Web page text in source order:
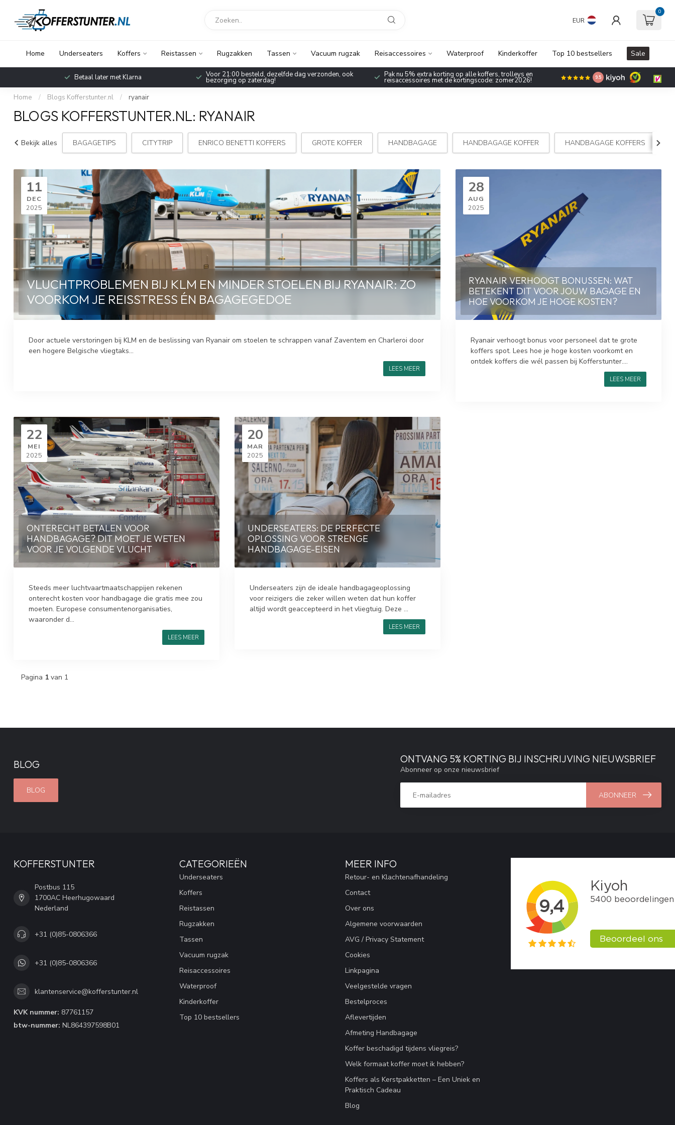
EUR
0
Home Underseaters Koffers Reistassen Rugzakken Tassen Vacuum rugzak Reisaccessoires Waterproof Kinderkoffer Top 10 bestsellers Sale
Betaal later met Klarna Voor 21:00 besteld, dezelfde dag verzonden, ook
bezorging op zaterdag!
Pak nu 5% extra korting op alle koffers, trolleys en
reisaccessoires met de kortingscode: zomer2026! 9.5
Home / Blogs Kofferstunter.nl / ryanair
BLOGS KOFFERSTUNTER.NL: RYANAIR
Bekijk alles BAGAGETIPS CITYTRIP ENRICO BENETTI KOFFERS GROTE KOFFER HANDBAGAGE HANDBAGAGE KOFFER HANDBAGAGE KOFFERS
11
DEC
2025
VLUCHTPROBLEMEN BIJ KLM EN MINDER STOELEN BIJ RYANAIR: ZO
VOORKOM JE REISSTRESS ÉN BAGAGEGEDOE
Door actuele verstoringen bij KLM en de beslissing van Ryanair om stoelen te schrappen vanaf Zaventem en Charleroi door
een hogere Belgische vliegtaks...
LEES MEER
28
AUG
2025
RYANAIR VERHOOGT BONUSSEN: WAT
BETEKENT DIT VOOR JOUW BAGAGE EN
HOE VOORKOM JE HOGE KOSTEN?
Ryanair verhoogt bonus voor personeel dat te grote
koffers spot. Lees hoe je hoge kosten voorkomt en
ontdek koffers die wél passen bij Kofferstunter....
LEES MEER
22
MEI
2025
ONTERECHT BETALEN VOOR
HANDBAGAGE? DIT MOET JE WETEN
VOOR JE VOLGENDE VLUCHT
Steeds meer luchtvaartmaatschappijen rekenen
onterecht kosten voor handbagage die gratis mee zou
moeten. Europese consumentenorganisaties,
waaronder d...
LEES MEER
20
MAR
2025
UNDERSEATERS: DE PERFECTE
OPLOSSING VOOR STRENGE
HANDBAGAGE-EISEN
Underseaters zijn de ideale handbagageoplossing
voor reizigers die zeker willen weten dat hun koffer
altijd wordt geaccepteerd in het vliegtuig. Deze ...
LEES MEER
Pagina 1 van 1
BLOG
BLOG
ONTVANG 5% KORTING BIJ INSCHRIJVING NIEUWSBRIEF
Abonneer op onze nieuwsbrief
ABONNEER
KOFFERSTUNTER
Postbus 115
1700AC Heerhugowaard
Nederland
+31 (0)85-0806366
+31 (0)85-0806366
klantenservice@kofferstunter.nl
KVK nummer: 87761157
btw-nummer: NL864397598B01
CATEGORIEËN
Underseaters
Koffers
Reistassen
Rugzakken
Tassen
Vacuum rugzak
Reisaccessoires
Waterproof
Kinderkoffer
Top 10 bestsellers
MEER INFO
Retour- en Klachtenafhandeling
Contact
Over ons
Algemene voorwaarden
AVG / Privacy Statement
Cookies
Linkpagina
Veelgestelde vragen
Bestelproces
Aflevertijden
Afmeting Handbagage
Koffer beschadigd tijdens vliegreis?
Welk formaat koffer moet ik hebben?
Koffers als Kerstpakketten – Een Uniek en
Praktisch Cadeau
Blog